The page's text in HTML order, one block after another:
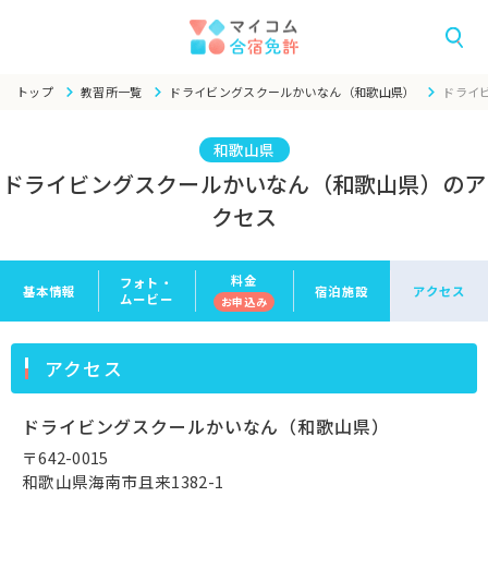
トップ 教習所一覧 ドライビングスクールかいなん（和歌山県） ドライ
和歌山県
ドライビングスクールかいなん（和歌山県）のア
クセス
基本情報
フォト・
ムービー
料金
お申込み
宿泊施設 アクセス
アクセス
ドライビングスクールかいなん（和歌山県）
〒642-0015
和歌山県海南市且来1382-1